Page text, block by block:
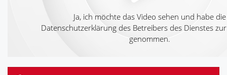
Ja, ich möchte das Video sehen und habe die
Datenschutzerklärung des Betreibers des Dienstes
genommen.